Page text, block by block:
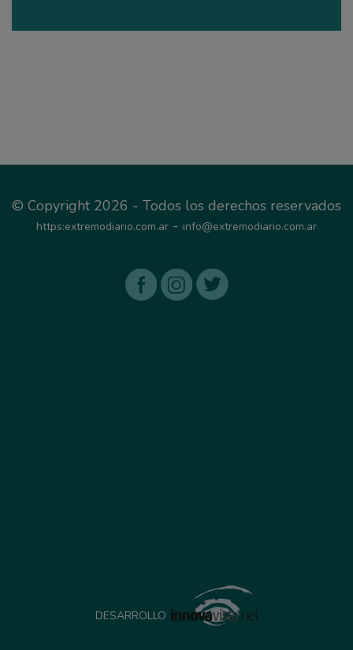
© Copyright 2026 - Todos los derechos reservados
https:extremodiario.com.ar - info@extremodiario.com.ar
DESARROLLO